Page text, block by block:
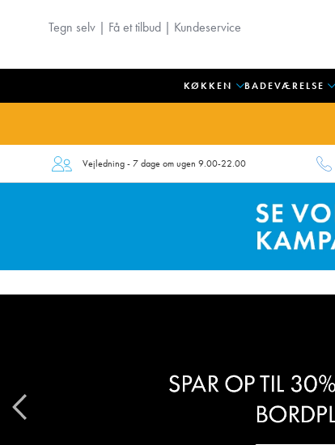
Tegn selv | Få et tilbud | Kundeservice
KØKKEN BADEVÆRELSE
Vejledning - 7 dage om ugen 9.00-22.00